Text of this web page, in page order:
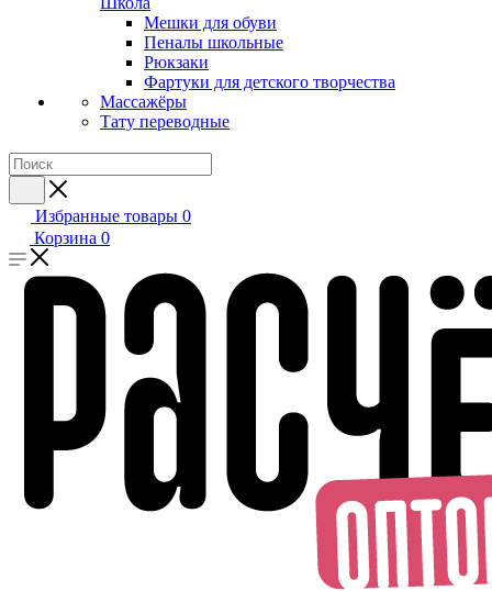
Мешки для обуви
Пеналы школьные
Рюкзаки
Фартуки для детского творчества
Массажёры
Тату переводные
Избранные товары 0
Корзина 0